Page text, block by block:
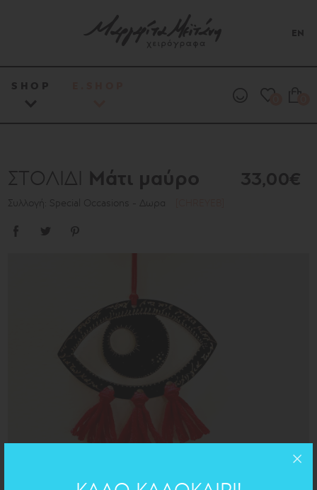
SHOP
EN
ΣΤΟΛΙΔΙ Μάτι μαύρο 33,00€
Συλλογή: Special Occasions - Δωρα